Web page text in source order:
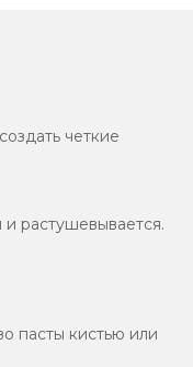
четкие
и растушевывается.
пасты кистью или